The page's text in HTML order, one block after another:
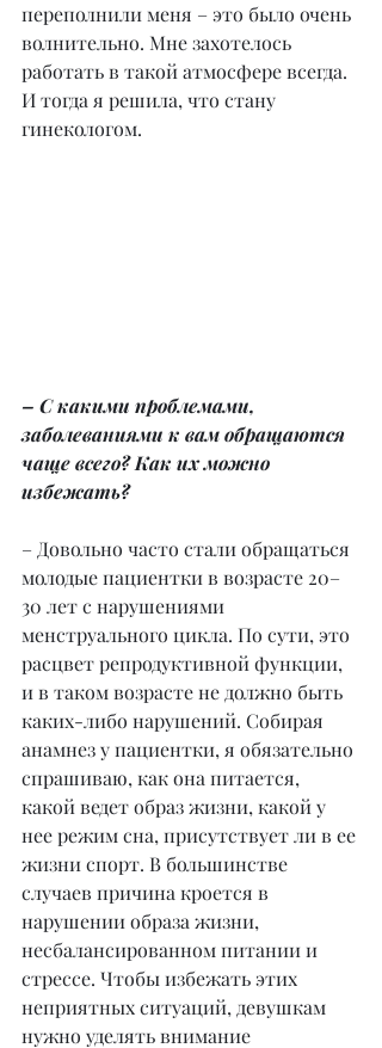
переполнили меня – это было очень
волнительно. Мне захотелось
работать в такой атмосфере всегда.
И тогда я решила, что стану
гинекологом.
– С какими проблемами,
заболеваниями к вам обращаются
чаще всего? Как их можно
избежать?
– Довольно часто стали обращаться
молодые пациентки в возрасте 20–
30 лет с нарушениями
менструального цикла. По сути, это
расцвет репродуктивной функции,
и в таком возрасте не должно быть
каких-либо нарушений. Собирая
анамнез у пациентки, я обязательно
спрашиваю, как она питается,
какой ведет образ жизни, какой у
нее режим сна, присутствует ли в ее
жизни спорт. В большинстве
случаев причина кроется в
нарушении образа жизни,
несбалансированном питании и
стрессе. Чтобы избежать этих
неприятных ситуаций, девушкам
нужно уделять внимание